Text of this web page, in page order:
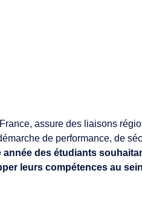
assure des liaisons
de performance, de
année des étudiants
leurs compétences au